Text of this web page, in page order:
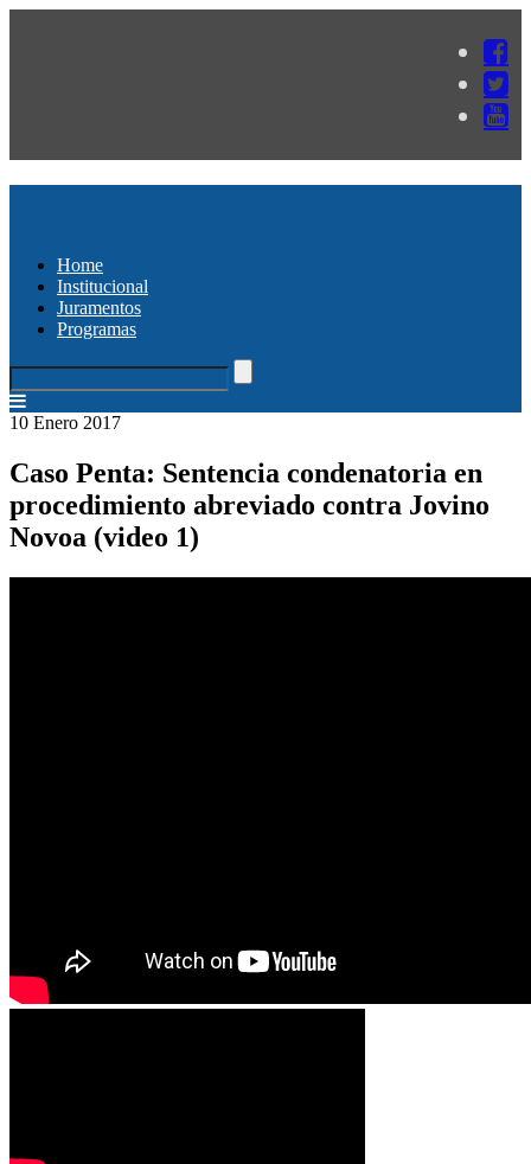
Home
Institucional
Juramentos
Programas
10 Enero 2017
Caso Penta: Sentencia condenatoria en
procedimiento abreviado contra Jovino
Novoa (video 1)